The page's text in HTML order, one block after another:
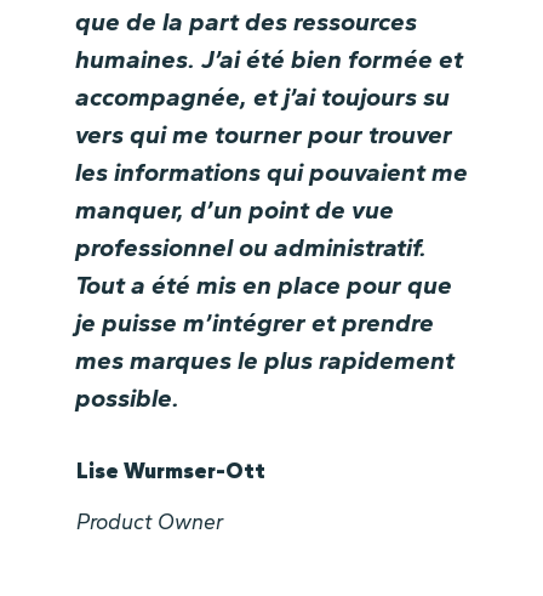
que de la part des ressources
humaines. J’ai été bien formée et
accompagnée, et j’ai toujours su
vers qui me tourner pour trouver
les informations qui pouvaient me
manquer, d’un point de vue
professionnel ou administratif.
Tout a été mis en place pour que
je puisse m’intégrer et prendre
mes marques le plus rapidement
possible.
Lise Wurmser-Ott
Product Owner